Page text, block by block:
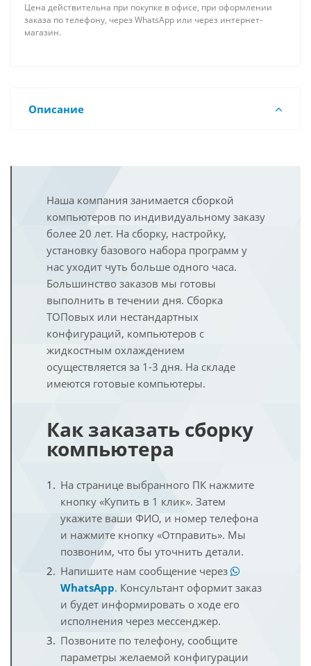
Цена действительна при покупке в офисе, при оформлении
заказа по телефону, через WhatsApp или через интернет-
магазин.
Описание
Наша компания занимается сборкой
компьютеров по индивидуальному заказу
более 20 лет. На сборку, настройку,
установку базового набора программ у
нас уходит чуть больше одного часа.
Большинство заказов мы готовы
выполнить в течении дня. Сборка
ТОПовых или нестандартных
конфигураций, компьютеров с
жидкостным охлаждением
осуществляется за 1-3 дня. На складе
имеются готовые компьютеры.
Как заказать сборку
компьютера
На странице выбранного ПК нажмите
кнопку «Купить в 1 клик». Затем
укажите ваши ФИО, и номер телефона
и нажмите кнопку «Отправить». Мы
позвоним, что бы уточнить детали.
Напишите нам сообщение через
WhatsApp. Консультант оформит заказ
и будет информировать о ходе его
исполнения через мессенджер.
Позвоните по телефону, сообщите
параметры желаемой конфигурации